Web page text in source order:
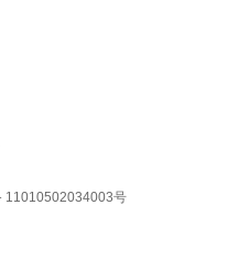
11010502034003号